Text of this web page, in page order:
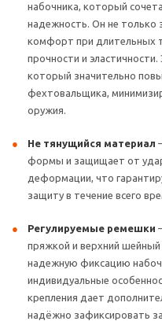
набочника, который
надежность. Он не только
комфорт при длительных
прочности и
который значительно
фехтовальщика,
оружия.
Не тянущийся материал
формы и защищает от
деформации, что
защиту в течение всего
Регулируемые ремешки
пряжкой и верхний
надежную фиксацию
индивидуальные
крепления дает
надёжно зафиксировать